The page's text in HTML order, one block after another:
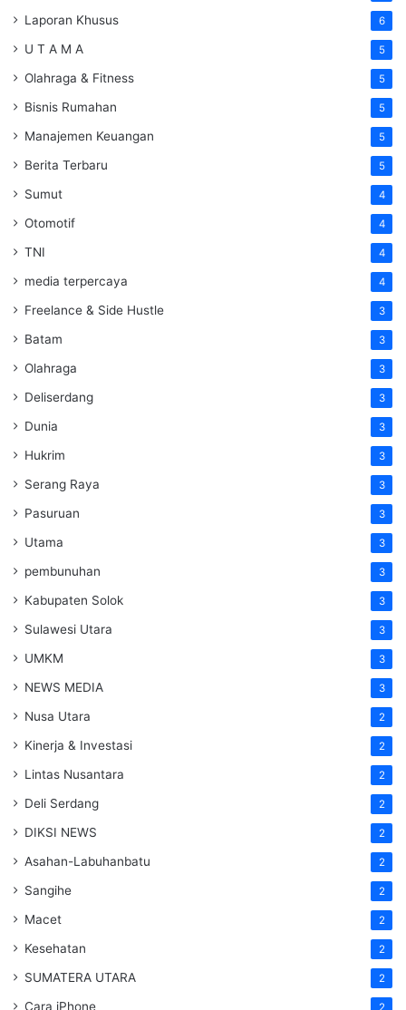
Laporan Khusus 6
U T A M A 5
Olahraga & Fitness 5
Bisnis Rumahan 5
Manajemen Keuangan 5
Berita Terbaru 5
Sumut 4
Otomotif 4
TNI 4
media terpercaya 4
Freelance & Side Hustle 3
Batam 3
Olahraga 3
Deliserdang 3
Dunia 3
Hukrim 3
Serang Raya 3
Pasuruan 3
Utama 3
pembunuhan 3
Kabupaten Solok 3
Sulawesi Utara 3
UMKM 3
NEWS MEDIA 3
Nusa Utara 2
Kinerja & Investasi 2
Lintas Nusantara 2
Deli Serdang 2
DIKSI NEWS 2
Asahan-Labuhanbatu 2
Sangihe 2
Macet 2
Kesehatan 2
SUMATERA UTARA 2
Cara iPhone 2